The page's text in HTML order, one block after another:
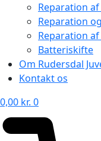
Reparation
Reparation
Reparation
Batteriskifte
Om Rudersdal
Kontakt os
0,00 kr. 0